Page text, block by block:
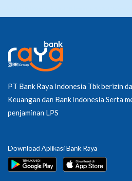
PT Bank Raya Indonesia Tbk berizin
Keuangan dan Bank Indonesia Serta
penjaminan LPS
Download Aplikasi Bank Raya